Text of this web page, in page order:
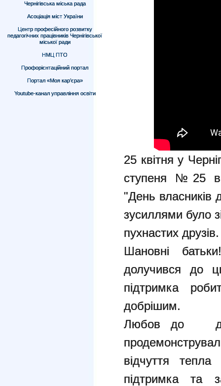
Чернігівська міська рада
Асоціація міст України
Центр професійного розвитку
педагогічних працівників Чернігівської
міської ради
НМЦ ПТО
Профорієнтаційний портал
Портал «Моя кар’єра»
Youtube-канал управління освіти
25 квітня у
ступеня №25
"День власників
зусиллями було
пухнастих друзів.
Шановні
долучився до
підтримка
добрішим.
Любов до
відчуття
підтримка та